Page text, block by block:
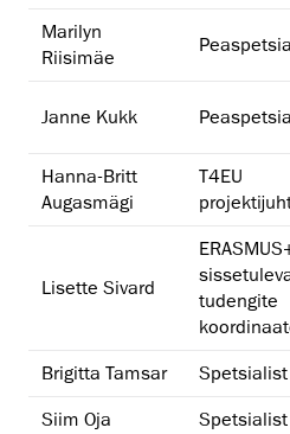
Marilyn
Riisimäe
Janne Kukk
Hanna-Britt
Augasmägi
T4EU
Lisette Sivard
tudengite
Brigitta Tamsar Spetsialist
Siim Oja
Spetsialist